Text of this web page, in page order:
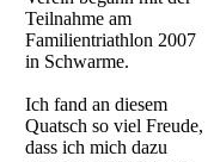
Teilnahme am
Familientriathlon 2007
in Schwarme.
Ich fand an diesem
Quatsch so viel Freude,
dass ich mich dazu